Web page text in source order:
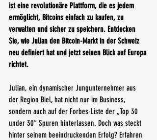
ist eine revolutionäre Plattform, die es jedem
ermöglicht, Bitcoins einfach zu kaufen, zu
verwalten und sicher zu speichern. Entdecken
Sie, wie Julian den Bitcoin-Markt in der Schweiz
neu definiert hat und jetzt seinen Blick auf Europa
richtet.
Julian, ein dynamischer Jungunternehmer aus
der Region Biel, hat nicht nur im Business,
sondern auch auf der Forbes-Liste der „Top 30
under 30“ Spuren hinterlassen. Doch was steckt
hinter seinem beeindruckenden Erfolg? Erfahren